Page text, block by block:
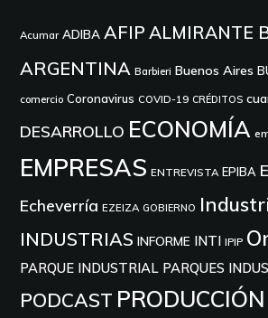
Acumar ADIBA AFIP ALMIRANTE
ARGENTINA Barbieri Buenos Aires
comercio Coronavirus COVID-19 CRÉDITOS
DESARROLLO ECONOMÍA
EMPRESAS ENTREVISTA EPIBA
Echeverría EZEIZA GOBIERNO
INDUSTRIAS INFORME INTI IPIP
PARQUE INDUSTRIAL PARQUES
PODCAST PRODUCCIÓN